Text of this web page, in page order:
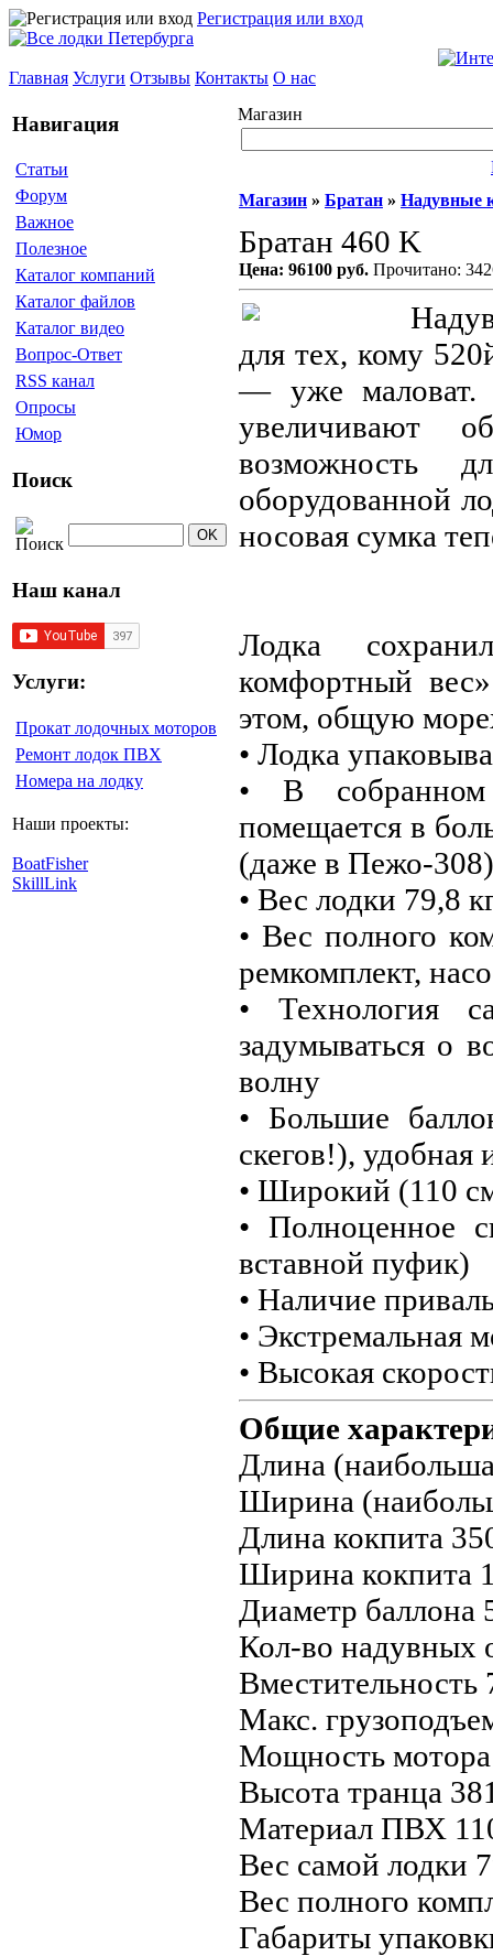
Регистрация или вход
Главная Услуги Отзывы Контакты О нас
Навигация
Статьи
Форум
Важное
Полезное
Каталог компаний
Каталог файлов
Каталог видео
Вопрос-Ответ
RSS канал
Опросы
Юмор
Поиск
Наш канал
Услуги:
Прокат лодочных моторов
Ремонт лодок ПВХ
Номера на лодку
Наши проекты:
BoatFisher
SkillLink
Магазин
Магазин » Братан » Надувные
Братан 460 K
Цена: 96100 руб. Прочитано:
для тех, кому
— уже маловат.
увеличивают
возможность
оборудованной
носовая сумка
Лодка
комфортный
этом, общую
• Лодка
• В собранном
помещается в
(даже в Пежо-308)
• Вес лодки 79,8
• Вес полного
ремкомплект,
• Технология
задумываться о
волну
• Большие
скегов!), удобная
• Широкий (110
• Полноценное
вставной пуфик)
• Наличие
• Экстремальная
• Высокая
Общие
Длина
Ширина
Длина кокпита
Ширина кокпита
Диаметр баллона
Кол-во надувных
Вместительность
Макс.
Мощность
Высота транца
Материал ПВХ
Вес самой лодки
Вес полного
Габариты